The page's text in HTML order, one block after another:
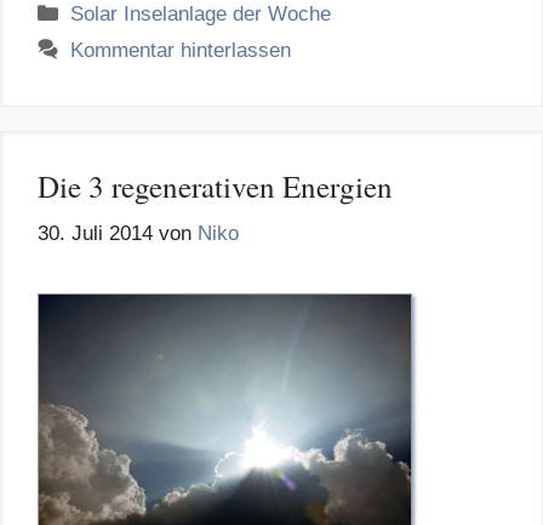
Kategorien
Solar Inselanlage der Woche
Kommentar hinterlassen
Die 3 regenerativen Energien
30. Juli 2014 von Niko